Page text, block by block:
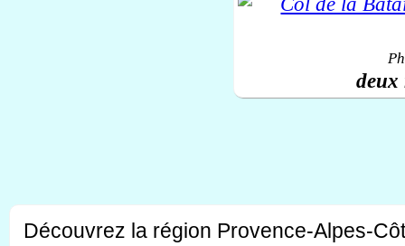
deux
Découvrez la région Provence-Alpes-